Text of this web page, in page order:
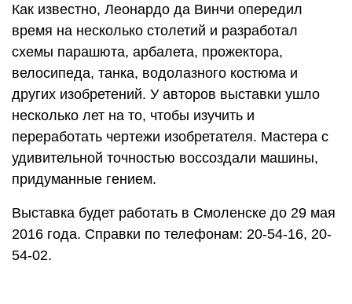
Как известно, Леонардо да Винчи опередил
время на несколько столетий и разработал
схемы парашюта, арбалета, прожектора,
велосипеда, танка, водолазного костюма и
других изобретений. У авторов выставки ушло
несколько лет на то, чтобы изучить и
переработать чертежи изобретателя. Мастера с
удивительной точностью воссоздали машины,
придуманные гением.
Выставка будет работать в Смоленске до 29 мая
2016 года. Справки по телефонам: 20-54-16, 20-
54-02.